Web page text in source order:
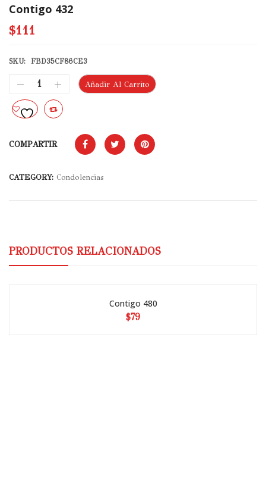
Contigo 432
$111
SKU: FBD35CF86CE3
Añadir Al Carrito
COMPARTIR
CATEGORY: Condolencias
PRODUCTOS RELACIONADOS
Contigo 480
$79